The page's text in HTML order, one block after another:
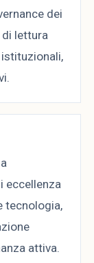
dei
lettura
eccellenza
tecnologia,
attiva.